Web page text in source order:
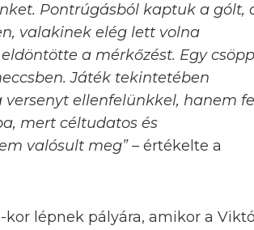
Pontrúgásból kaptuk a gólt,
valakinek elég lett volna
a mérkőzést. Egy
Játék tekintetében
ellenfelünkkel, hanem
mert céltudatos és
valósult meg”– értékelte a
kor lépnek pályára, amikor a